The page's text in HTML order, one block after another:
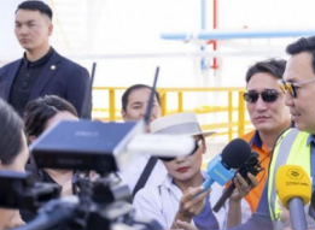
-Чингисийн өргөн чөлөөний
уулзвараас 120 мянгатын
явган, дугуйн зам шинээр
шинэчлэлт зэрэг багтсан.
Энэ онд нийслэлд хийж буй
замын шинэчлэл,